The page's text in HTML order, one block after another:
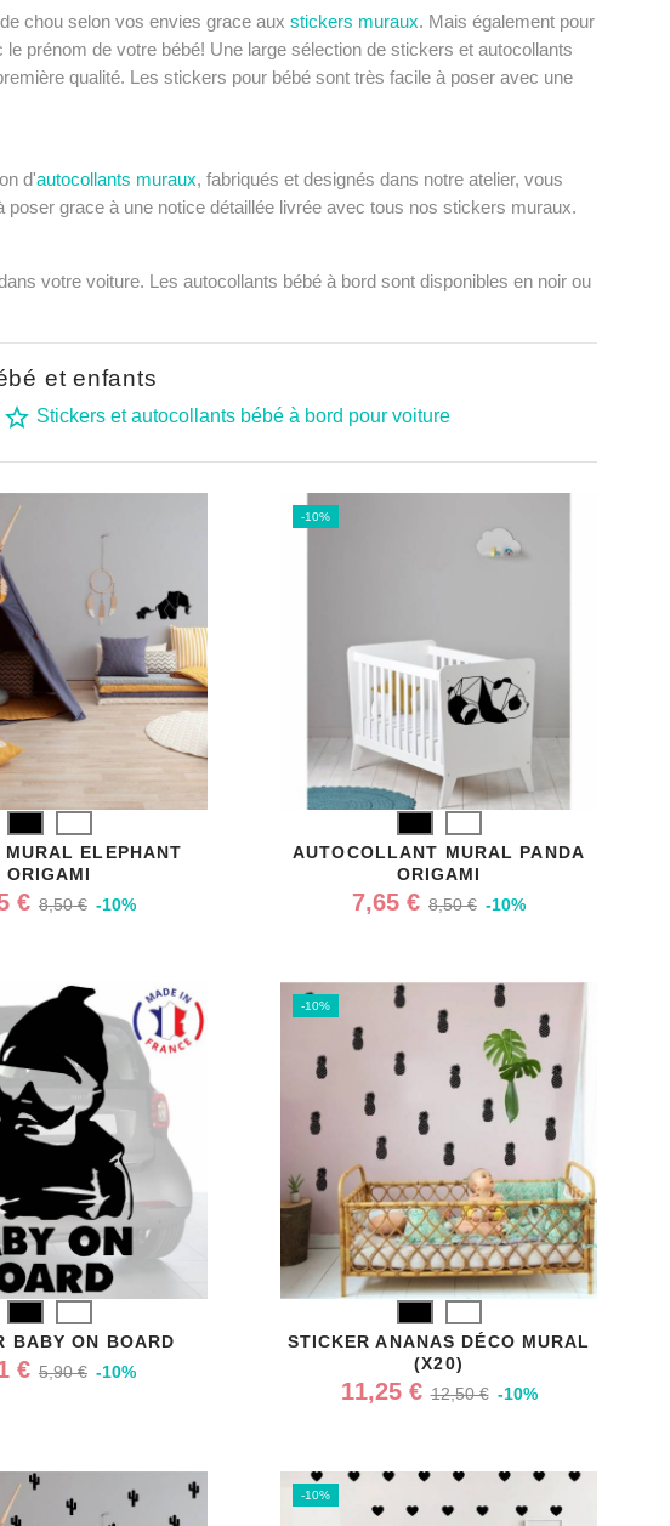
chou selon vos envies grace aux stickers muraux. Mais également pour
prénom de votre bébé! Une large sélection de stickers et autocollants
qualité. Les stickers pour bébé sont très facile à poser avec une
d'autocollants muraux, fabriqués et designés dans notre atelier, vous
grace à une notice détaillée livrée avec tous nos stickers muraux.
votre voiture. Les autocollants bébé à bord sont disponibles en noir ou
et enfants
star_border Stickers et autocollants bébé à bord pour voiture
MURAL ELEPHANT
ORIGAMI
€ 8,50 € -10%
AUTOCOLLANT MURAL PANDA
ORIGAMI
7,65 € 8,50 € -10%
-10%
BABY ON BOARD
€ 5,90 € -10%
STICKER ANANAS DÉCO MURAL
(X20)
11,25 € 12,50 € -10%
-10%
-10%